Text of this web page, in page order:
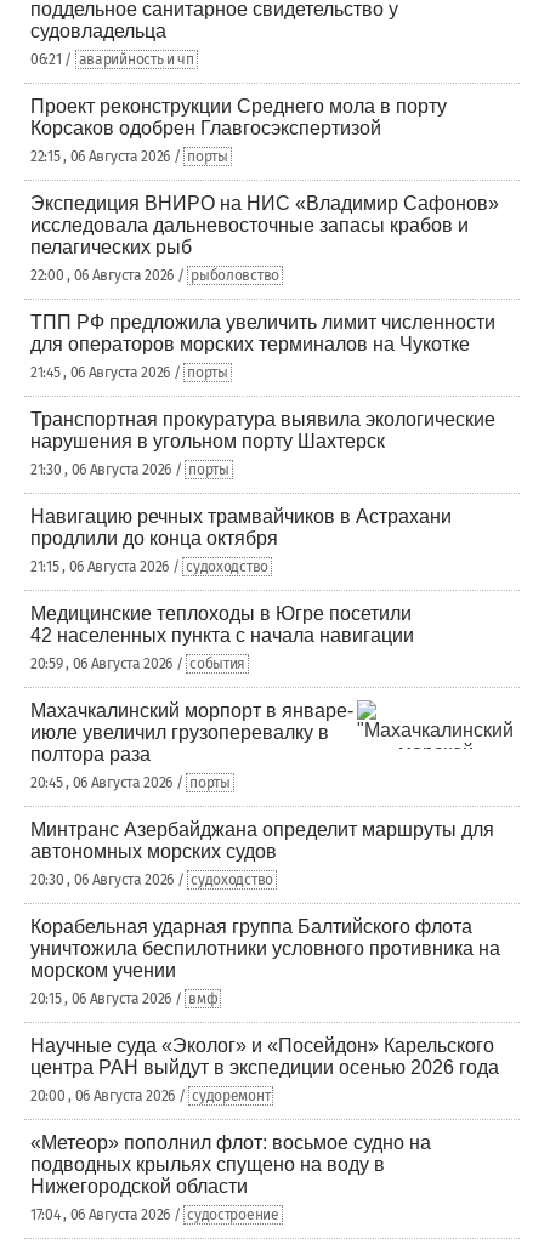
поддельное санитарное свидетельство у
судовладельца
06:21 / аварийность и чп
Проект реконструкции Среднего мола в порту
Корсаков одобрен Главгосэкспертизой
22:15 , 06 Августа 2026 / порты
Экспедиция ВНИРО на НИС «Владимир Сафонов»
исследовала дальневосточные запасы крабов и
пелагических рыб
22:00 , 06 Августа 2026 / рыболовство
ТПП РФ предложила увеличить лимит численности
для операторов морских терминалов на Чукотке
21:45 , 06 Августа 2026 / порты
Транспортная прокуратура выявила экологические
нарушения в угольном порту Шахтерск
21:30 , 06 Августа 2026 / порты
Навигацию речных трамвайчиков в Астрахани
продлили до конца октября
21:15 , 06 Августа 2026 / судоходство
Медицинские теплоходы в Югре посетили
42 населенных пункта с начала навигации
20:59 , 06 Августа 2026 / события
Махачкалинский морпорт в январе-
июле увеличил грузоперевалку в
полтора раза
20:45 , 06 Августа 2026 / порты
Минтранс Азербайджана определит маршруты для
автономных морских судов
20:30 , 06 Августа 2026 / судоходство
Корабельная ударная группа Балтийского флота
уничтожила беспилотники условного противника на
морском учении
20:15 , 06 Августа 2026 / вмф
Научные суда «Эколог» и «Посейдон» Карельского
центра РАН выйдут в экспедиции осенью 2026 года
20:00 , 06 Августа 2026 / судоремонт
«Метеор» пополнил флот: восьмое судно на
подводных крыльях спущено на воду в
Нижегородской области
17:04 , 06 Августа 2026 / судостроение